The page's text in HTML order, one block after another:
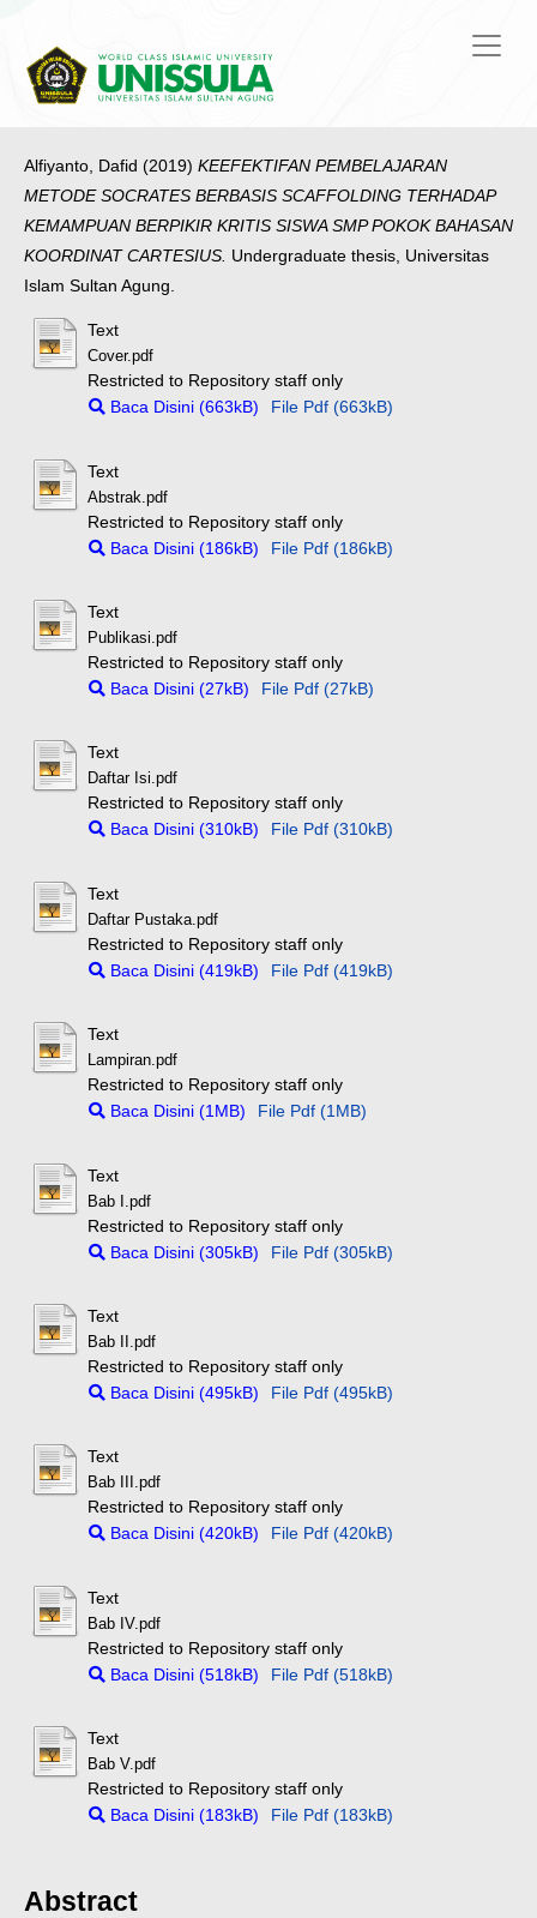
Alfiyanto, Dafid (2019) KEEFEKTIFAN PEMBELAJARAN
METODE SOCRATES BERBASIS SCAFFOLDING TERHADAP
KEMAMPUAN BERPIKIR KRITIS SISWA SMP POKOK BAHASAN
KOORDINAT CARTESIUS. Undergraduate thesis, Universitas
Islam Sultan Agung.
Text
Cover.pdf
Restricted to Repository staff only
Baca Disini (663kB)
File Pdf (663kB)
Text
Abstrak.pdf
Restricted to Repository staff only
Baca Disini (186kB)
File Pdf (186kB)
Text
Publikasi.pdf
Restricted to Repository staff only
Baca Disini (27kB)
File Pdf (27kB)
Text
Daftar Isi.pdf
Restricted to Repository staff only
Baca Disini (310kB)
File Pdf (310kB)
Text
Daftar Pustaka.pdf
Restricted to Repository staff only
Baca Disini (419kB)
File Pdf (419kB)
Text
Lampiran.pdf
Restricted to Repository staff only
Baca Disini (1MB)
File Pdf (1MB)
Text
Bab I.pdf
Restricted to Repository staff only
Baca Disini (305kB)
File Pdf (305kB)
Text
Bab II.pdf
Restricted to Repository staff only
Baca Disini (495kB)
File Pdf (495kB)
Text
Bab III.pdf
Restricted to Repository staff only
Baca Disini (420kB)
File Pdf (420kB)
Text
Bab IV.pdf
Restricted to Repository staff only
Baca Disini (518kB)
File Pdf (518kB)
Text
Bab V.pdf
Restricted to Repository staff only
Baca Disini (183kB)
File Pdf (183kB)
Abstract